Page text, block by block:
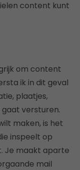
content kunt
om content
ik in dit geval
plaatjes,
versturen.
maken, is het
inspeelt op
Je maakt aparte
mail